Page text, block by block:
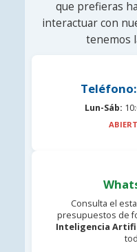
que prefieras
interactuar con
tenemos
Lun-Sáb:
Consulta el
presupuestos de
Inteligencia